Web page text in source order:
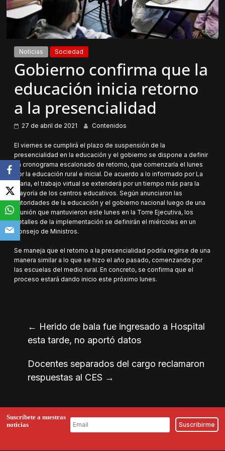
Noticias Sociedad
Gobierno confirma que la
educación inicia retorno
a la presencialidad
27 de abril de 2021 Contenidos
El viernes se cumplirá el plazo de suspensión de la
presencialidad en la educación y el gobierno se dispone a definir
un cronograma escalonado de retorno, que comenzaría el lunes
por la educación rural e inicial. De acuerdo a lo informado por La
Diaria, el trabajo virtual se extenderá por un tiempo más para la
mayoría de los centros educativos. Según anunciaron las
autoridades de la educación y el gobierno nacional luego de una
reunión que mantuvieron este lunes en la Torre Ejecutiva, los
detalles de la implementación se definirán el miércoles en un
Consejo de Ministros.
Se maneja que el retorno a la presencialidad podría regirse de una
manera similar a lo que se hizo el año pasado, comenzando por
las escuelas del medio rural. En concreto, se confirma que el
proceso estará dando inicio este próximo lunes.
← Herido de bala fue ingresado a Hospital
esta tarde, no aportó datos
Docentes separados del cargo reclamaron
respuestas al CES →
Suscríbete a nuestras
noticias